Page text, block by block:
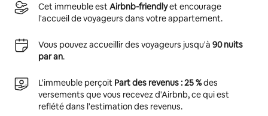
Cet immeuble estAirbnb-friendlyet encourage
l'accueil de voyageurs dans votre appartement.
Vous pouvez accueillir des voyageurs jusqu'à 90 nuits
par an.
L'immeuble perçoit Part des revenus : 25 %des
versements que vous recevez d'Airbnb, ce qui est
reflété dans l'estimation des revenus.